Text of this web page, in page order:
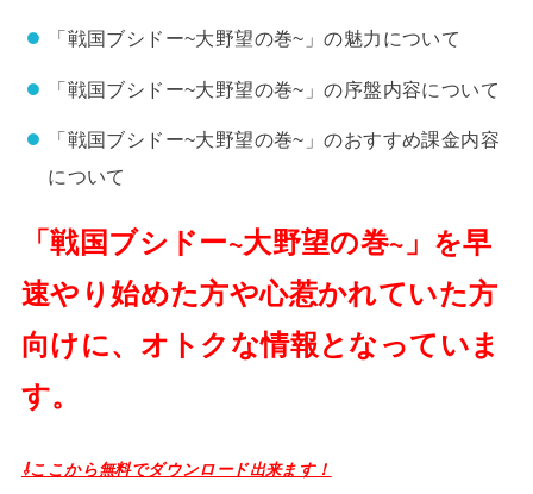
「戦国ブシドー~大野望の巻~」の魅力について
「戦国ブシドー~大野望の巻~」の序盤内容について
「戦国ブシドー~大野望の巻~」のおすすめ課金内容
について
「戦国ブシドー~大野望の巻~」を早
速やり始めた方や心惹かれていた方
向けに、オトクな情報となっていま
す。
⇩ここから無料でダウンロード出来ます！